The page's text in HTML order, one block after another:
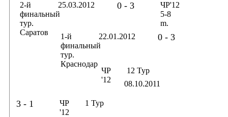
2-й
финальный
тур.
Саратов
25.03.2012 0 - 3
ЧР'12
5-8
m.
1-й
финальный
тур.
Краснодар
22.01.2012 0 - 3
ЧР
'12
12 Тур
08.10.2011
3 - 1
ЧР
'12
1 Тур